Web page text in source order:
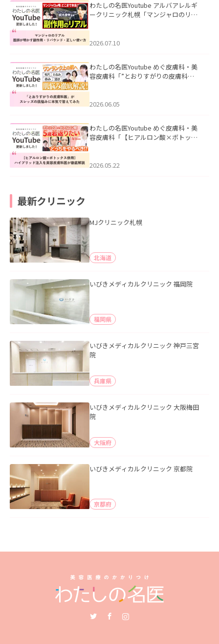
わたしの名医Youtube アルバアレルギ
ークリニック札幌「マンジャロのリア
た。
2026.07.10
わたしの名医Youtube めぐ皮膚科・美
容皮膚科「”とおりすがりの皮膚科
2026.06.05
わたしの名医Youtube めぐ皮膚科・美
容皮膚科「【ヒアルロン酸×ボトック
た。
2026.05.22
最新クリニック
MJクリニック札幌
北海道
いびきメディカルクリニック 福岡院
福岡県
いびきメディカルクリニック 神戸三宮
院
兵庫県
いびきメディカルクリニック 大阪梅田
院
大阪府
いびきメディカルクリニック 京都院
京都府